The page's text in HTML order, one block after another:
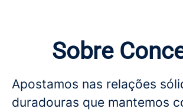
Sobre
Apostamos nas relações
duradouras que mantemos